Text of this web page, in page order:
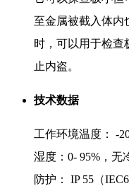
至金属被截入体内
时，可以用于检查
止内盗。
技术数据
工作环境温度： -
湿度：0- 95%，无
防护： IP 55（